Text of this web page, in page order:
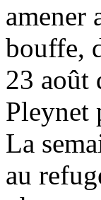
amener
bouffe,
23 août
Pleynet
La
au